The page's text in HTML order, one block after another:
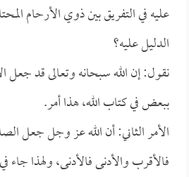
عليه في التفريق بين ذوي الأرحام
الدليل عليه؟
نقول: إن الله سبحانه وتعالى قد جعل
ببعض في كتاب الله، هذا أمر.
الأمر الثاني: أن الله عز وجل جعل
فالأقرب والأدنى فالأدنى، ولهذا